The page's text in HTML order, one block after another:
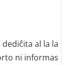
al la la
ni informas